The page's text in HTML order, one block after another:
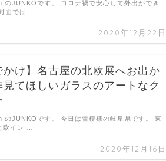
2020年12月22日
のJUNKOです。 コロナ禍で安心して外出ができ
面では …
かけ】名古屋の北欧展へお出か
てほしいガラスのアートなク
2020年12月16日
のJUNKOです。 今日は雪模様の岐阜県です。 東
欧イン …